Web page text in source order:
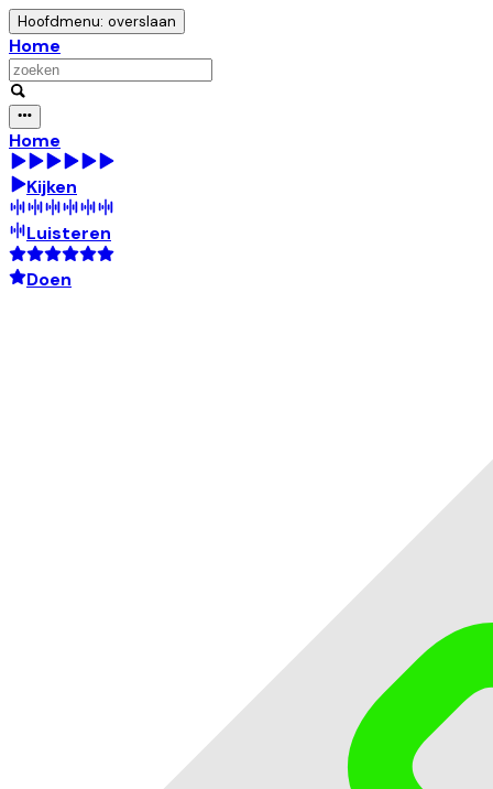
Hoofdmenu: overslaan
Home
Home
Kijken
Luisteren
Doen